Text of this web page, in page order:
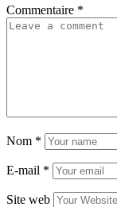
Commentaire *
Nom *
E-mail *
Site web